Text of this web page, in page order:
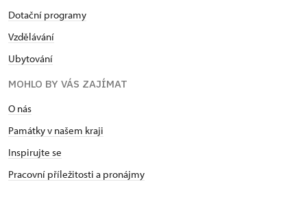
Dotační programy
Vzdělávání
Ubytování
MOHLO BY VÁS ZAJÍMAT
O nás
Památky v našem kraji
Inspirujte se
Pracovní příležitosti a pronájmy